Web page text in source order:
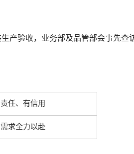
产验收，业务部及品管部会事先查
任、有信用
求全力以赴